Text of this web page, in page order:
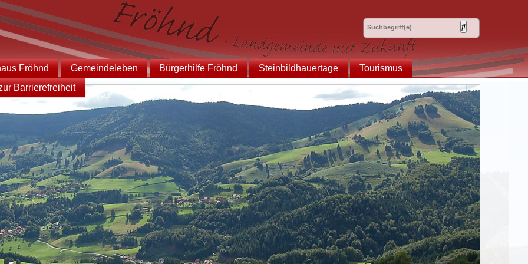
Fröhnd Gemeindeleben Bürgerhilfe Fröhnd Steinbildhauertage
Tourismus
Barrierefreiheit